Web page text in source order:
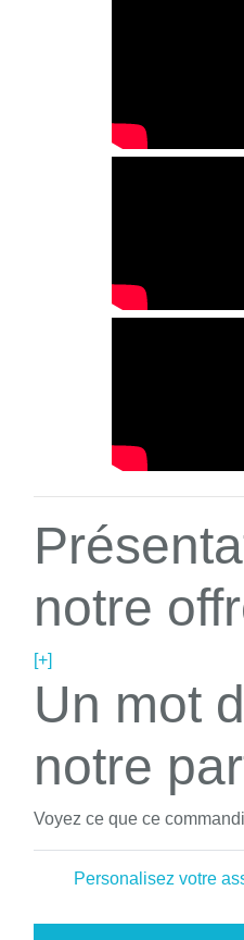
notre
[+]
Un mot
notre
Voyez ce que ce
Personalisez votre